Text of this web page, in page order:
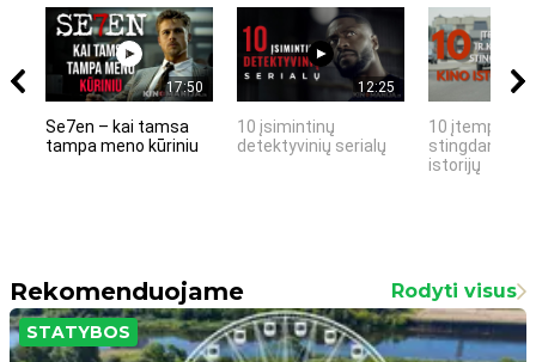
17:50
Se7en – kai tamsa
tampa meno kūriniu
12:25
10 įsimintinų
detektyvinių serialų
10 įtemptų,
stingdančių
istorijų
Rekomenduojame Rodyti visus
STATYBOS